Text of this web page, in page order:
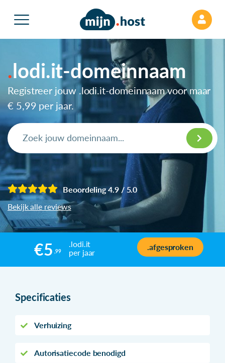
lodi.it-domeinnaam
Registreer jouw .lodi.it-domeinnaam voor maar
€ 5,99 per jaar.
Beoordeling 4.9 / 5.0
Bekijk alle reviews
€5 ,99
.lodi.it
per jaar
.afgesproken
Specificaties
Verhuizing
Autorisatiecode benodigd